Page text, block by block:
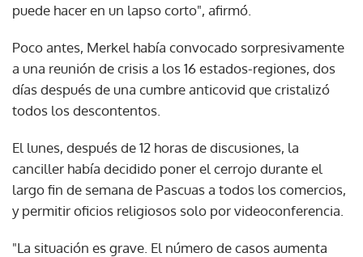
puede hacer en un lapso corto", afirmó.
Poco antes, Merkel había convocado sorpresivamente
a una reunión de crisis a los 16 estados-regiones, dos
días después de una cumbre anticovid que cristalizó
todos los descontentos.
El lunes, después de 12 horas de discusiones, la
canciller había decidido poner el cerrojo durante el
largo fin de semana de Pascuas a todos los comercios,
y permitir oficios religiosos solo por videoconferencia.
"La situación es grave. El número de casos aumenta